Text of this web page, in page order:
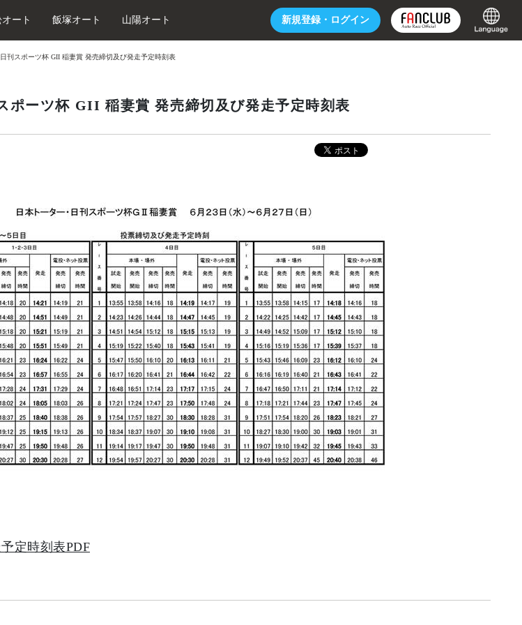
新規登録・ ログイン
ート 飯塚オート 山陽オート
刊スポーツ杯 GII 稲妻賞 発売締切及び発走予定時刻表
ポーツ杯 GII 稲妻賞 発売締切及び発走予定時刻表
定時刻表PDF